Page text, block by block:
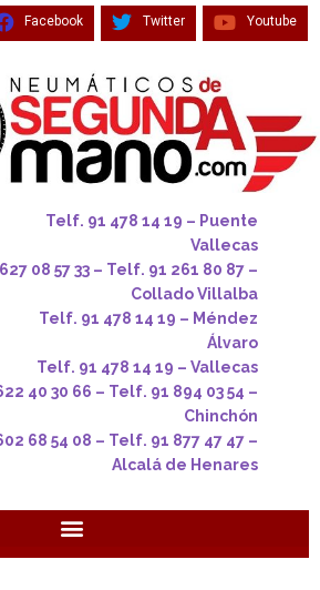
Facebook Twitter Youtube
478 14 19 – Puente
Vallecas
08 57 33 – Telf. 91 261 80 87 –
Collado Villalba
14 19 – Méndez
Álvaro
14 19 – Vallecas
40 30 66 – Telf. 91 894 03 54 –
Chinchón
68 54 08 – Telf. 91 877 47 47 –
Alcalá de Henares